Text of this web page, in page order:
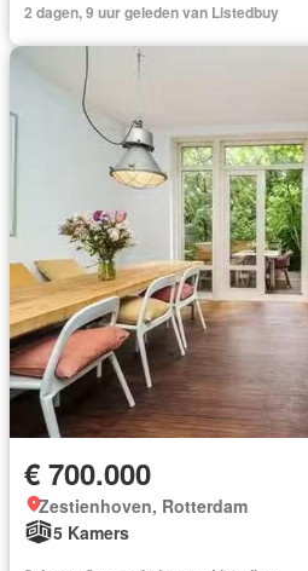
2 dagen, 9 uur geleden van Listedbuy
€ 700.000
Zestienhoven, Rotterdam
5 Kamers